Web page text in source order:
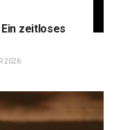
zeitloses
2026